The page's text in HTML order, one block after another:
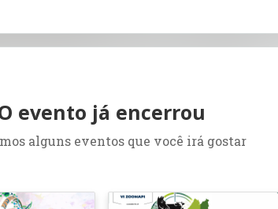
evento já encerrou
alguns eventos que você irá gostar